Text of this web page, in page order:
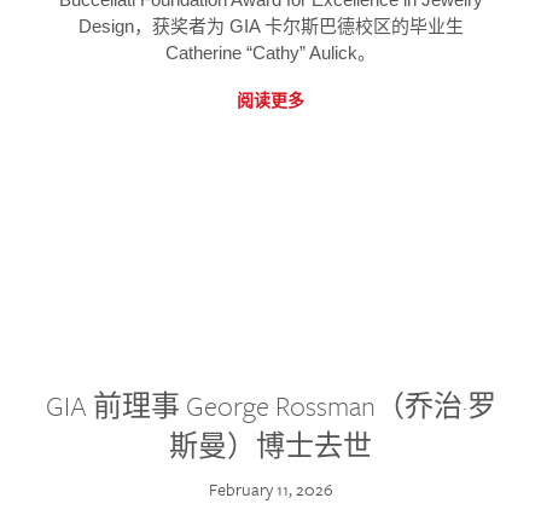
Design，获奖者为 GIA 卡尔斯巴德校区的毕业生
Catherine “Cathy” Aulick。
阅读更多
GIA 前理事 George Rossman（乔治·罗
斯曼）博士去世
February 11, 2026